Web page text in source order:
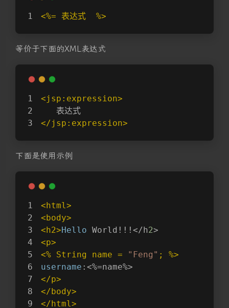
<%= 表达式  %>
等价于下面的XML表达式
<jsp:expression>
   表达式
</jsp:expression>
下面是使用示例
<html>
<body>
<h2>Hello World!!!</h2>
<p>
<% String name =
"Feng" ; %>
username :<%=name%>
</p>
</body>
</html>